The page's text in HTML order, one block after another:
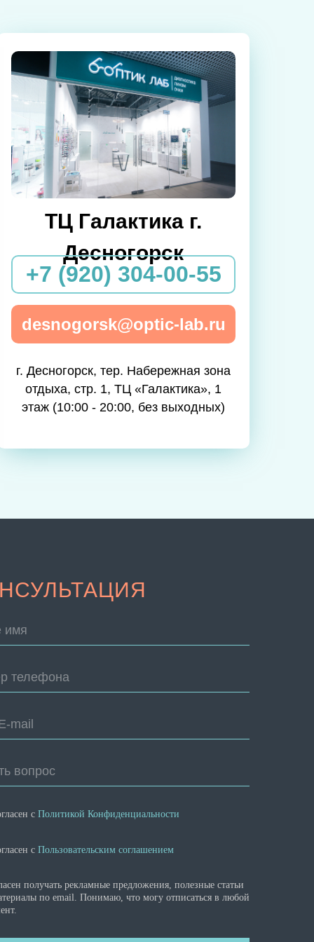
ТЦ Галактика г.
Десногорск
+7 (920) 304-00-55
desnogorsk@optic-lab.ru
г. Десногорск, тер. Набережная зона
отдыха, стр. 1, ТЦ «Галактика», 1
этаж (10:00 - 20:00, без выходных)
имя
телефона
mail
вопрос
с Политикой Конфиденциальности
с Пользовательским соглашением
получать рекламные предложения, полезные статьи
по email. Понимаю, что могу отписаться в любой